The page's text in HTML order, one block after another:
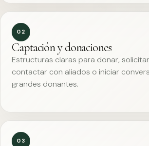
02
Captación y donaciones
Estructuras claras para donar,
contactar con aliados o iniciar
grandes donantes.
03